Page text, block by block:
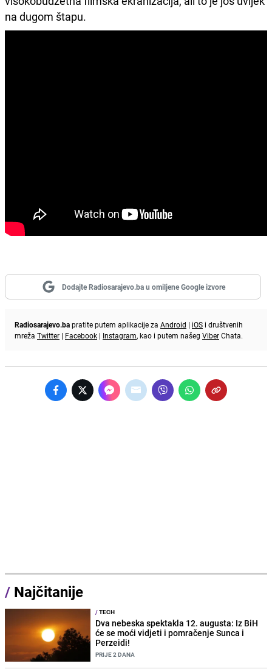
na dugom štapu.
Dodajte Radiosarajevo.ba u omiljene Google izvore
Radiosarajevo.bapratite putem aplikacije za Android | iOS i društvenih
mreža Twitter | Facebook | Instagram, kao i putem našeg ViberChata.
/ Najčitanije
/TECH
Dva nebeska spektakla 12. augusta: Iz BiH
će se moći vidjeti i pomračenje Sunca i
Perzeidi!
PRIJE 2 DANA